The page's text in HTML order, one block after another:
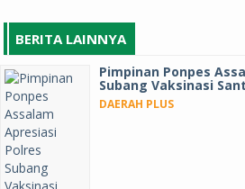
BERITA LAINNYA
Pimpinan Ponpes
Subang Vaksinasi
DAERAH PLUS